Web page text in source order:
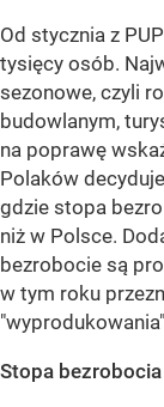
Od stycznia z
tysięcy osób.
sezonowe, czyli
budowlanym,
na poprawę
Polaków
gdzie stopa
niż w Polsce.
bezrobocie są
w tym roku
Stopa